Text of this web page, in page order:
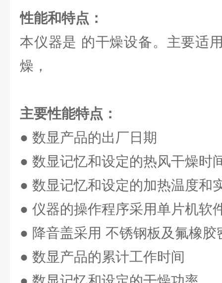
性能和特点：
本仪器是 的干燥设备。主要适
燥，
主要性能特点：
● 数显产品的出厂日期
● 数显记忆和设定的热风干燥时
● 数显记忆和设定的加热温度和
● 仪器的操作程序采用单片机软
● 降音盖采用 不锈钢板及氟橡胶
● 数显产品的累计工作时间